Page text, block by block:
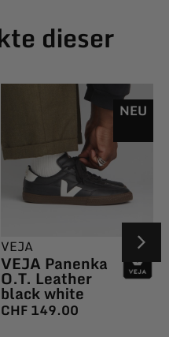
dieser
NEU
VEJA
VEJA Panenka
O.T. Leather
black white
CHF149.00